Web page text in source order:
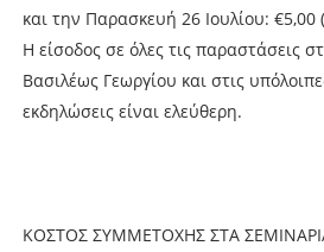
και την Παρασκευή 26 Ιουλίου: €5,00
Η είσοδος σε όλες τις παραστάσεις
Βασιλέως Γεωργίου και στις
εκδηλώσεις είναι ελεύθερη.
ΚΟΣΤΟΣ ΣΥΜΜΕΤΟΧΗΣ ΣΤΑ